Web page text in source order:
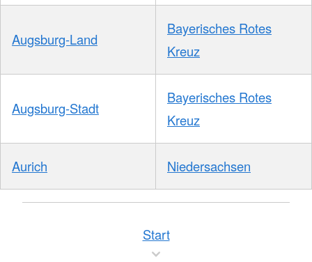
Augsburg-Land
Bayerisches Rotes
Kreuz
Augsburg-Stadt
Bayerisches Rotes
Kreuz
Aurich Niedersachsen
Start